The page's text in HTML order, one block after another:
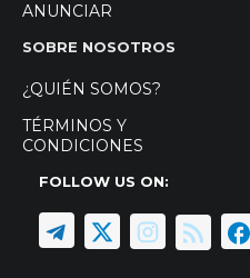
ANUNCIAR
SOBRE NOSOTROS
¿QUIÉN SOMOS?
TÉRMINOS Y
CONDICIONES
FOLLOW US ON: